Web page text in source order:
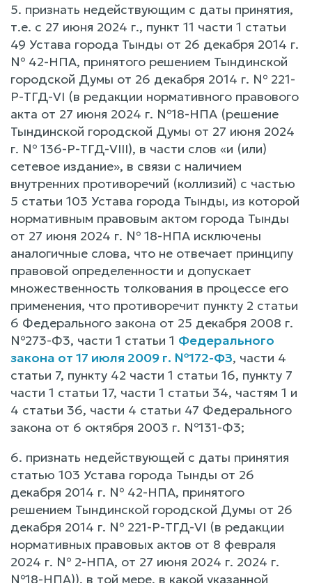
5. признать недействующим с даты принятия,
т.е. с 27 июня 2024 г., пункт 11 части 1 статьи
49 Устава города Тынды от 26 декабря 2014 г.
№ 42-НПА, принятого решением Тындинской
городской Думы от 26 декабря 2014 г. № 221-
Р-ТГД-VI (в редакции нормативного правового
акта от 27 июня 2024 г. №18-НПА (решение
Тындинской городской Думы от 27 июня 2024
г. № 136-Р-ТГД-VIII), в части слов «и (или)
сетевое издание», в связи с наличием
внутренних противоречий (коллизий) с частью
5 статьи 103 Устава города Тынды, из которой
нормативным правовым актом города Тынды
от 27 июня 2024 г. № 18-НПА исключены
аналогичные слова, что не отвечает принципу
правовой определенности и допускает
множественность толкования в процессе его
применения, что противоречит пункту 2 статьи
6 Федерального закона от 25 декабря 2008 г.
№273-Ф3, части 1 статьи 1 Федерального
закона от 17 июля 2009 г. №172-ФЗ, части 4
статьи 7, пункту 42 части 1 статьи 16, пункту 7
части 1 статьи 17, части 1 статьи 34, частям 1 и
4 статьи 36, части 4 статьи 47 Федерального
закона от 6 октября 2003 г. №131-Ф3;
6. признать недействующей с даты принятия
статью 103 Устава города Тынды от 26
декабря 2014 г. № 42-НПА, принятого
решением Тындинской городской Думы от 26
декабря 2014 г. № 221-Р-ТГД-VI (в редакции
нормативных правовых актов от 8 февраля
2024 г. № 2-НПА, от 27 июня 2024 г. 2024 г.
№18-НПА)), в той мере, в какой указанной